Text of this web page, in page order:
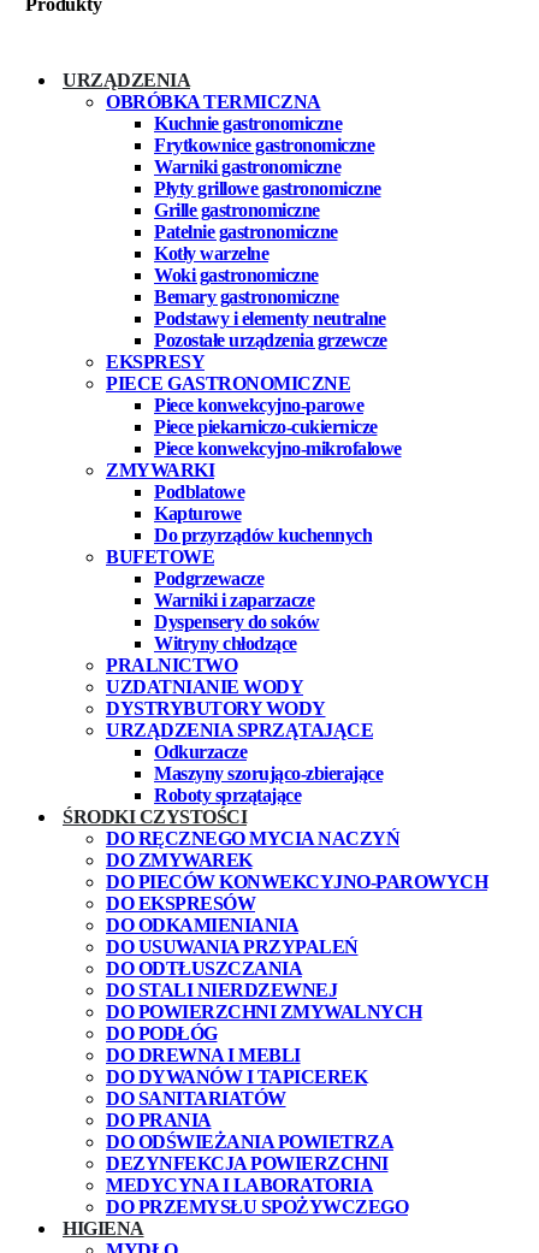
Produkty
URZĄDZENIA
OBRÓBKA TERMICZNA
Kuchnie gastronomiczne
Frytkownice gastronomiczne
Warniki gastronomiczne
Płyty grillowe gastronomiczne
Grille gastronomiczne
Patelnie gastronomiczne
Kotły warzelne
Woki gastronomiczne
Bemary gastronomiczne
Podstawy i elementy neutralne
Pozostałe urządzenia grzewcze
EKSPRESY
PIECE GASTRONOMICZNE
Piece konwekcyjno-parowe
Piece piekarniczo-cukiernicze
Piece konwekcyjno-mikrofalowe
ZMYWARKI
Podblatowe
Kapturowe
Do przyrządów kuchennych
BUFETOWE
Podgrzewacze
Warniki i zaparzacze
Dyspensery do soków
Witryny chłodzące
PRALNICTWO
UZDATNIANIE WODY
DYSTRYBUTORY WODY
URZĄDZENIA SPRZĄTAJĄCE
Odkurzacze
Maszyny szorująco-zbierające
Roboty sprzątające
ŚRODKI CZYSTOŚCI
DO RĘCZNEGO MYCIA NACZYŃ
DO ZMYWAREK
DO PIECÓW KONWEKCYJNO-PAROWYCH
DO EKSPRESÓW
DO ODKAMIENIANIA
DO USUWANIA PRZYPALEŃ
DO ODTŁUSZCZANIA
DO STALI NIERDZEWNEJ
DO POWIERZCHNI ZMYWALNYCH
DO PODŁÓG
DO DREWNA I MEBLI
DO DYWANÓW I TAPICEREK
DO SANITARIATÓW
DO PRANIA
DO ODŚWIEŻANIA POWIETRZA
DEZYNFEKCJA POWIERZCHNI
MEDYCYNA I LABORATORIA
DO PRZEMYSŁU SPOŻYWCZEGO
HIGIENA